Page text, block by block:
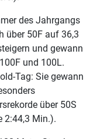
des Jahrgangs
über 50F auf 36,3
und gewann
und 100L.
Tag: Sie gewann
über 50S
2:44,3 Min.).